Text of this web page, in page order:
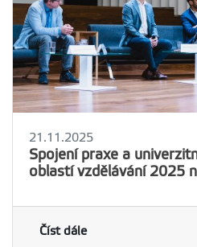
21.11.2025
Spojení praxe a
oblastí vzdělávání 2025
Číst dále